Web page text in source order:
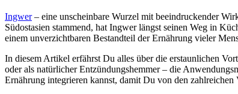
Ingwer– eine unscheinbare Wurzel mit beeindruckender
Südostasien stammend, hat Ingwer längst seinen Weg in
einem unverzichtbaren Bestandteil der Ernährung vieler
In diesem Artikel erfährst Du alles über die erstaunlichen
oder als natürlicher Entzündungshemmer – die
Ernährung integrieren kannst, damit Du von den